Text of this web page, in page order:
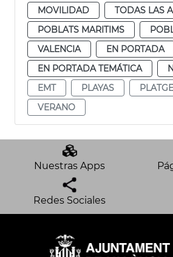
MOVILIDAD
TODAS LAS
POBLATS MARITIMS
VALENCIA
EN PORTADA
EN PORTADA TEMÁTICA
EMT
PLAYAS
VERANO
Nuestras Apps
Redes Sociales